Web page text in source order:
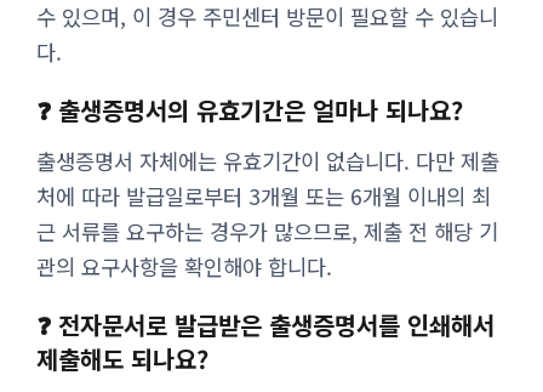
수 있으며, 이 경우 주민센터 방문이 필요할 수 있습니
다.
❓ 출생증명서의 유효기간은 얼마나 되나요?
출생증명서 자체에는 유효기간이 없습니다. 다만 제출
처에 따라 발급일로부터 3개월 또는 6개월 이내의 최
근 서류를 요구하는 경우가 많으므로, 제출 전 해당 기
관의 요구사항을 확인해야 합니다.
❓ 전자문서로 발급받은 출생증명서를 인쇄해서
제출해도 되나요?